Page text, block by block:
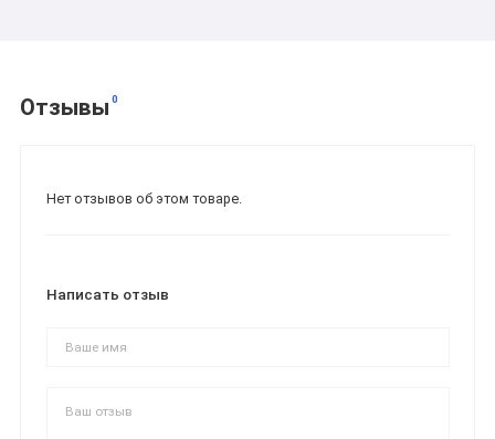
Отзывы 0
Нет отзывов об этом товаре.
Написать отзыв